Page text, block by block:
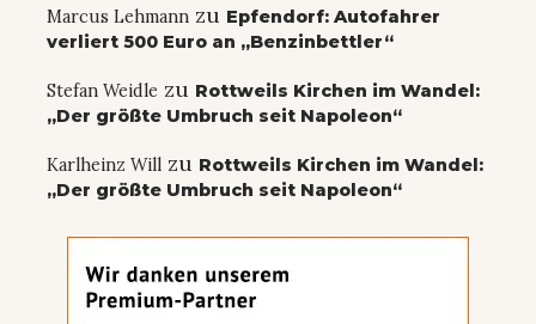
Marcus Lehmann zu Epfendorf: Autofahrer
verliert 500 Euro an „Benzinbettler“
Stefan Weidle zu Rottweils Kirchen im Wandel:
„Der größte Umbruch seit Napoleon“
Karlheinz Will zu Rottweils Kirchen im Wandel:
„Der größte Umbruch seit Napoleon“